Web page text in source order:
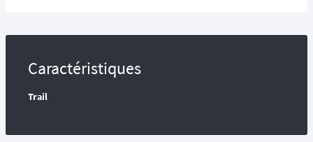
Caractéristiques
Trail